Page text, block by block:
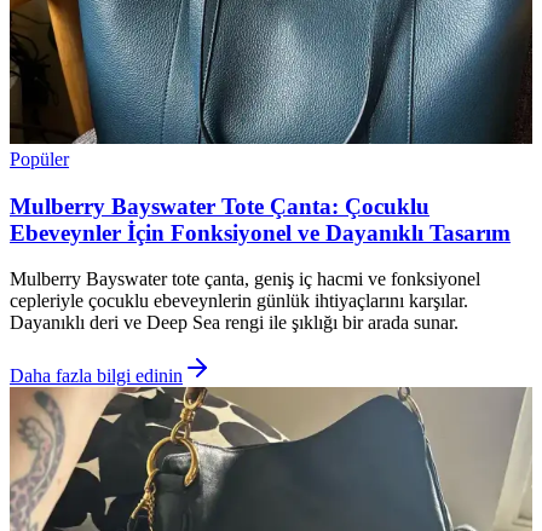
Popüler
Mulberry Bayswater Tote Çanta: Çocuklu
Ebeveynler İçin Fonksiyonel ve Dayanıklı Tasarım
Mulberry Bayswater tote çanta, geniş iç hacmi ve fonksiyonel
cepleriyle çocuklu ebeveynlerin günlük ihtiyaçlarını karşılar.
Dayanıklı deri ve Deep Sea rengi ile şıklığı bir arada sunar.
Daha fazla bilgi edinin